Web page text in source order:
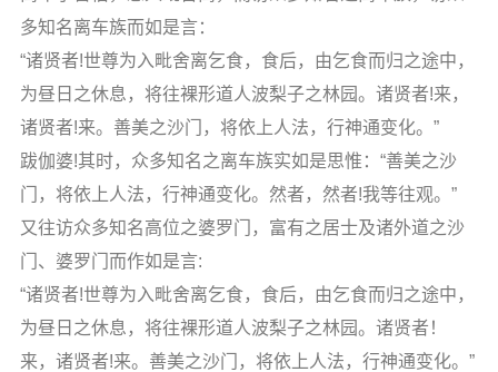
多知名离车族而如是言：
“诸贤者!世尊为入毗舍离乞食，食后，由乞食而归之途中，
为昼日之休息，将往裸形道人波梨子之林园。诸贤者!来，
诸贤者!来。善美之沙门，将依上人法，行神通变化。”
跋伽婆!其时，众多知名之离车族实如是思惟：“善美之沙
门，将依上人法，行神通变化。然者，然者!我等往观。”
又往访众多知名高位之婆罗门，富有之居士及诸外道之沙
门、婆罗门而作如是言:
“诸贤者!世尊为入毗舍离乞食，食后，由乞食而归之途中，
为昼日之休息，将往裸形道人波梨子之林园。诸贤者！
来，诸贤者!来。善美之沙门，将依上人法，行神通变化。”